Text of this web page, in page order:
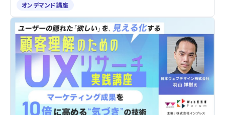
オンデマンド講座